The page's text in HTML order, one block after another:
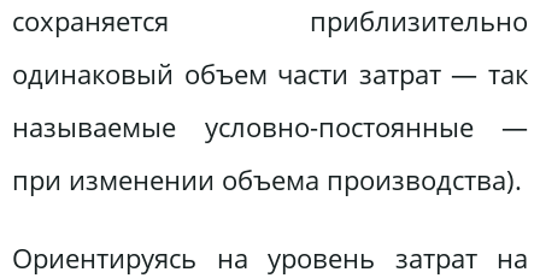
сохраняется приблизительно
одинаковый объем части затрат — так
называемые условно-постоянные —
при изменении объема производства).
Ориентируясь на уровень затрат на